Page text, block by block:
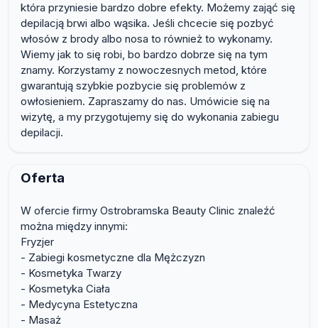
która przyniesie bardzo dobre efekty. Możemy zająć się
depilacją brwi albo wąsika. Jeśli chcecie się pozbyć
włosów z brody albo nosa to również to wykonamy.
Wiemy jak to się robi, bo bardzo dobrze się na tym
znamy. Korzystamy z nowoczesnych metod, które
gwarantują szybkie pozbycie się problemów z
owłosieniem. Zapraszamy do nas. Umówicie się na
wizytę, a my przygotujemy się do wykonania zabiegu
depilacji.
Oferta
W ofercie firmy Ostrobramska Beauty Clinic znaleźć
można między innymi:
Fryzjer
- Zabiegi kosmetyczne dla Mężczyzn
- Kosmetyka Twarzy
- Kosmetyka Ciała
- Medycyna Estetyczna
- Masaż